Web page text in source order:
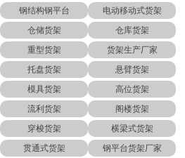
钢结构钢平台
电动移动式货架
仓储货架
仓库货架
重型货架
货架生产厂家
托盘货架
悬臂货架
模具货架
高位货架
流利货架
阁楼货架
穿梭货架
横梁式货架
贯通式货架
钢平台货架厂家